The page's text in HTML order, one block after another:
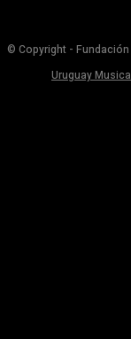
© Copyright -
Uruguay